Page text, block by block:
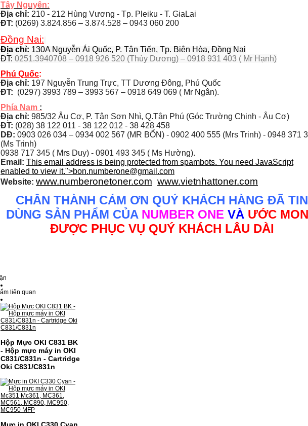
Tây Nguyên:
Địa chỉ: 210 - 212 Hùng Vương - Tp. Pleiku - T. GiaLai
ĐT: (0269) 3.824.856 – 3.874.528 – 0943 060 200
Đồng Nai:
Địa chỉ: 130A Nguyễn Ái Quốc, P. Tân Tiến, Tp. Biên Hòa, Đồng Nai
ĐT: 0251.3940708 – 0918 926 520 (Thùy Dương) – 0918 931 403 ( Mr Hạnh)
Phú Quốc:
Địa chỉ: 197 Nguyễn Trung Trực, TT Dương Đông, Phú Quốc
ĐT: (0297) 3993 789 – 3993 567 – 0918 649 069 ( Mr Ngân).
Phía Nam :
Địa chỉ: 985/32 Âu Cơ, P. Tân Sơn Nhì, Q.Tân Phú (Góc Trường Chinh - Âu Cơ)
ĐT: (028) 38 122 011 - 38 122 012 - 38 428 458
DĐ: 0903 026 034 – 0934 002 567 (MR BỔN) - 0902 400 555 (Mrs Trinh) - 0948 371
(Ms Trinh)
0938 717 345 ( Mrs Duy) - 0901 493 345 ( Ms Hường).
Email: This email address is being protected from spambots. You need JavaScript
enabled to view it.">bon.numberone@gmail.com
Website: www.numberonetoner.com www.vietnhattoner.com
CHÂN THÀNH CÁM ƠN QUÝ KHÁCH HÀNG ĐÃ TIN
DÙNG SẢN PHẨM CỦA NUMBER ONE VÀ ƯỚC
ĐƯỢC PHỤC VỤ QUÝ KHÁCH LÂU DÀI
liên quan
Hộp Mực OKI C831 BK
- Hộp mực máy in OKI
C831/C831n - Cartridge
Oki C831/C831n